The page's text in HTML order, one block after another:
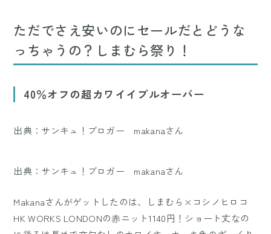
ただでさえ安いのにセールだとどうな
っちゃうの？しまむら祭り！
40％オフの超カワイイプルオーバー
出典：サンキュ！ブロガー makanaさん
出典：サンキュ！ブロガー makanaさん
Makanaさんがゲットしたのは、しまむら×コシノヒロコ
HK WORKS LONDONの赤ニット1140円！ショート丈なの